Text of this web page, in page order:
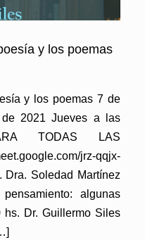
y los poemas
y los poemas 7 de
2021 Jueves a las
TODAS LAS
jrz-qqjx-
Soledad Martínez
algunas
hs. Dr. Guillermo Siles